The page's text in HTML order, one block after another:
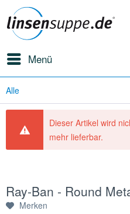
Menü
Alle
Dieser Artikel wird
mehr lieferbar.
Ray-Ban - Round
Merken